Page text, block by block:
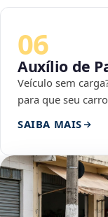
06
Auxílio de
Veículo sem
para que seu
SAIBA MAIS